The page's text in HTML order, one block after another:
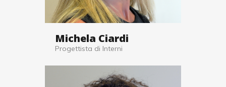
Michela Ciardi
Progettista di Interni